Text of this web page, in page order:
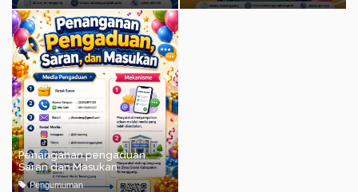
Penanganan pengaduan
Saran dan Masukan
Pengumuman